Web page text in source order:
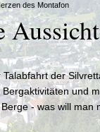
des Montafon
der
und
- was will man